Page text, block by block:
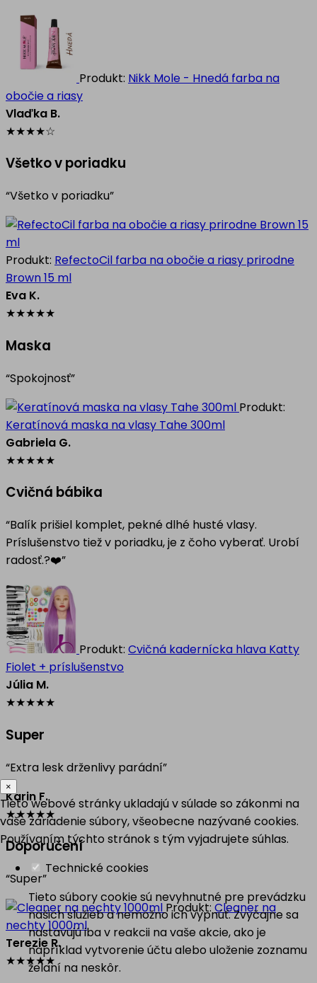
Produkt: Nikk Mole - Hnedá farba na
obočie a riasy
Vlaďka B.
★★★★☆
Všetko v poriadku
“Všetko v poriadku”
Produkt: RefectoCil farba na obočie a riasy prirodne
Brown 15 ml
Eva K.
★★★★★
Maska
“Spokojnosť”
Produkt:
Keratínová maska na vlasy Tahe 300ml
Gabriela G.
★★★★★
Cvičná bábika
“Balík prišiel komplet, pekné dlhé husté vlasy.
Príslušenstvo tiež v poriadku, je z čoho vyberať. Urobí
radosť.?❤️”
Produkt: Cvičná kadernícka hlava Katty
Fiolet + príslušenstvo
Júlia M.
★★★★★
Super
“Extra lesk drženlivy parádní”
Karin F.
★★★★★
Doporučení
“Super”
Produkt: Cleaner na
nechty 1000ml
Terezie R.
★★★★★
×
Tieto webové stránky ukladajú v súlade so zákonmi na
vaše zariadenie súbory, všeobecne nazývané cookies.
Používaním týchto stránok s tým vyjadrujete súhlas.
Technické cookies
Tieto súbory cookie sú nevyhnutné pre prevádzku
našich služieb a nemožno ich vypnúť. Zvyčajne sa
nastavujú iba v reakcii na vaše akcie, ako je
napríklad vytvorenie účtu alebo uloženie zoznamu
želaní na neskôr.